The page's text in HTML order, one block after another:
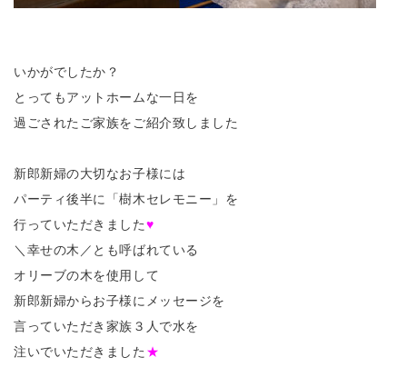
いかがでしたか？
とってもアットホームな一日を
過ごされたご家族をご紹介致しました
新郎新婦の大切なお子様には
パーティ後半に「樹木セレモニー」を
行っていただきました♥
＼幸せの木／とも呼ばれている
オリーブの木を使用して
新郎新婦からお子様にメッセージを
言っていただき家族３人で水を
注いでいただきました ★